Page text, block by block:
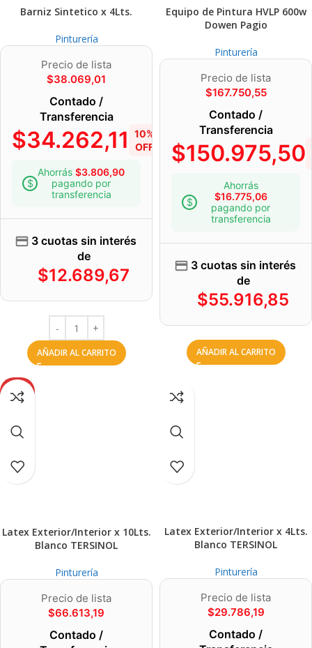
Barniz Sintetico x 4Lts.
Pinturería
Precio de lista
$38.069,01
Contado /
Transferencia
$34.262,11
10%
OFF
Ahorrás $3.806,90
pagando por
transferencia
3 cuotas sin interés
de
$12.689,67
AÑADIR AL CARRITO
Equipo de Pintura HVLP 600w
Dowen Pagio
Pinturería
Precio de lista
$167.750,55
Contado /
Transferencia
$150.975,50
Ahorrás
$16.775,06
pagando por
transferencia
3 cuotas sin interés
de
$55.916,85
AÑADIR AL CARRITO
ADO
Latex Exterior/Interior x 10Lts.
Blanco TERSINOL
Pinturería
Precio de lista
$66.613,19
Contado /
Latex Exterior/Interior x 4Lts.
Blanco TERSINOL
Pinturería
Precio de lista
$29.786,19
Contado /